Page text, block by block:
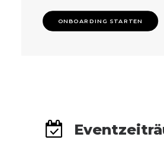
ONBOARDING STARTEN